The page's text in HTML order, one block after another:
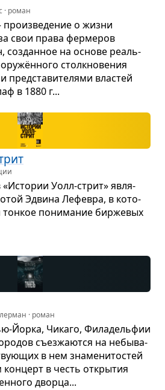
· роман
о жизни
свои права фер­ме­ров
создан­ное на основе реаль­
столк­но­ве­ния
вла­стей
в 1880 г...
«Исто­рии Уолл-стрит» явля­
Эдвина Лефе­вра, в кото­
тон­кое пони­ма­ние бир­же­вых
· роман
Йорка, Чикаго, Фила­дель­фии
съез­жа­ются на небы­ва­
в нем зна­ме­ни­то­стей
в честь откры­тия
дворца...